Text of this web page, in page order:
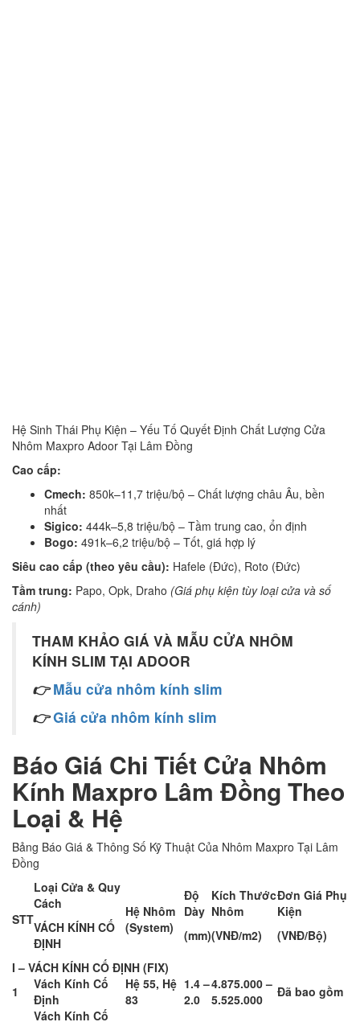
Hệ Sinh Thái Phụ Kiện – Yếu Tố Quyết Định Chất Lượng Cửa
Nhôm Maxpro Adoor Tại Lâm Đồng
Cao cấp:
Cmech: 850k–11,7 triệu/bộ – Chất lượng châu Âu, bền
nhất
Sigico: 444k–5,8 triệu/bộ – Tầm trung cao, ổn định
Bogo: 491k–6,2 triệu/bộ – Tốt, giá hợp lý
Siêu cao cấp (theo yêu cầu): Hafele (Đức), Roto (Đức)
Tầm trung: Papo, Opk, Draho (Giá phụ kiện tùy loại cửa và số
cánh)
THAM KHẢO GIÁ VÀ MẪU CỬA NHÔM
KÍNH SLIM TẠI ADOOR
👉Mẫu cửa nhôm kính slim
👉Giá cửa nhôm kính slim
Báo Giá Chi Tiết Cửa Nhôm
Kính Maxpro Lâm Đồng Theo
Loại & Hệ
Bảng Báo Giá & Thông Số Kỹ Thuật Của Nhôm Maxpro Tại Lâm
Đồng
STT
Loại Cửa & Quy
Cách
VÁCH KÍNH CỐ
ĐỊNH
Hệ Nhôm
(System)
Độ
Dày
(mm)
Kích Thước
Nhôm
(VNĐ/m2)
Đơn Giá Phụ
Kiện
(VNĐ/Bộ)
I – VÁCH KÍNH CỐ ĐỊNH (FIX)
1
Vách Kính Cố
Định
Hệ 55, Hệ
83
1.4 –
2.0
4.875.000 –
5.525.000
Đã bao gồm
Vách Kính Cố